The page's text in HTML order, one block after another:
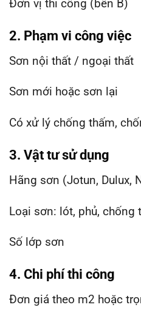
Đơn vị thi công (bên B)
2. Phạm vi công việc
Sơn nội thất / ngoại thất
Sơn mới hoặc sơn lại
Có xử lý chống thấm,
3. Vật tư sử dụng
Hãng sơn (Jotun, Dulux,
Loại sơn: lót, phủ, chống
Số lớp sơn
4. Chi phí thi công
Đơn giá theo m2 hoặc